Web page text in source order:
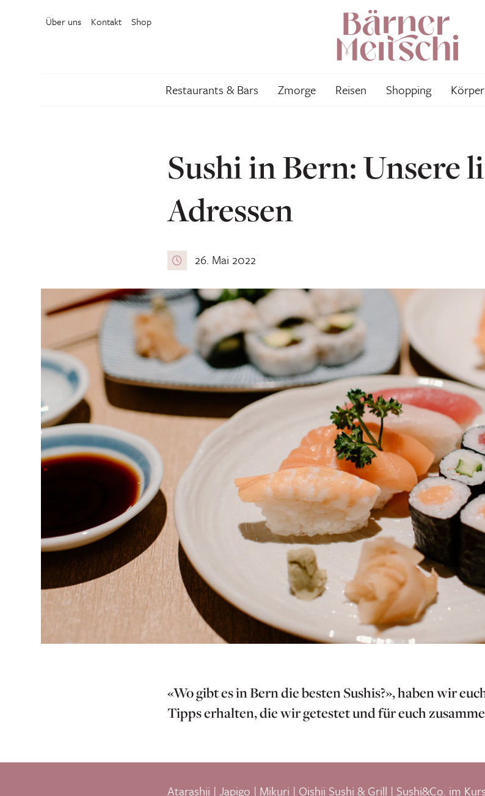
Über uns Kontakt Shop
Restaurants & Bars Zmorge Reisen Shopping
Sushi in Bern: Unsere
Adressen
26. Mai 2022
«Wo gibt es in Bern die besten Sushis?», haben wir
Tipps erhalten, die wir getestet und für euch
Atarashii | Japigo | Mikuri | Oishii Sushi & Grill | Sushi&Co. im